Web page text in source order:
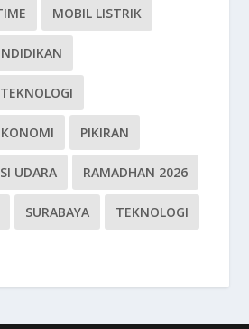
MOBIL LISTRIK
PIKIRAN
UDARA RAMADHAN 2026
SURABAYA TEKNOLOGI